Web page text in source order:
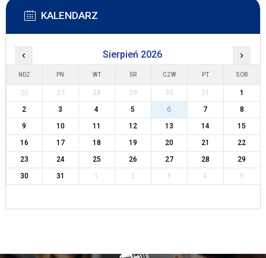
KALENDARZ
‹ Sierpień 2026 ›
NDZ PN WT ŚR CZW PT SOB
26 27 28 29 30 31
1
2
3 4 5 6 7
8
9
10 11 12 13 14
15
16
17 18 19 20 21
22
23
24 25 26 27 28
29
30
31 1 2 3 4 5